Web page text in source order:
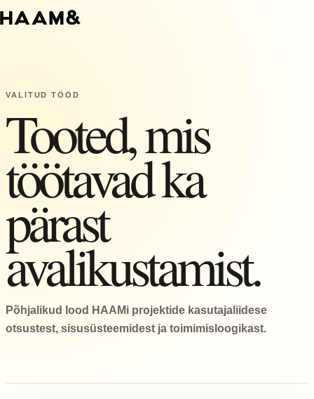
VALITUD TÖÖD
Tooted, mis
töötavad ka
pärast
avalikustamist.
Põhjalikud lood HAAMi projektide kasutajaliidese
otsustest, sisusüsteemidest ja toimimisloogikast.